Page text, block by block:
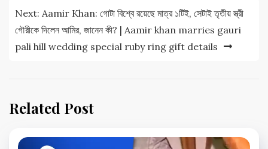
Next: Aamir Khan: গোটা বিশ্বে রয়েছে মাত্র ১টিই, সেটাই তৃতীয় স্ত্রী
গৌরীকে দিলেন আমির, জানেন কী? | Aamir khan marries gauri
pali hill wedding special ruby ring gift details
Related Post